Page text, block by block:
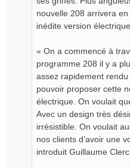
nouvelle 208 arrivera
inédite version
« On a commencé à
programme 208 il y a
assez rapidement
pouvoir proposer cette
électrique. On voulait
Avec un design très
irrésistible. On voulait
nos clients d’avoir une
introduit Guillaume